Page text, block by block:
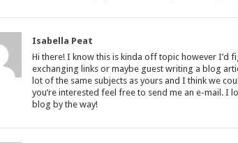
Isabella Peat
Hi there! I know this is kinda off topic however I’d
exchanging links or maybe guest writing a blog
lot of the same subjects as yours and I think we
you’re interested feel free to send me an e-mail.
blog by the way!